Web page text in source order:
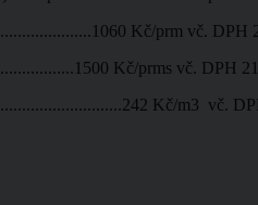
Kč/prm vč. DPH
Kč/prms vč. DPH
Kč/m3 vč.